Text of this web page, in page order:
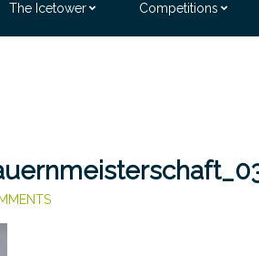
The Icetower Competitions